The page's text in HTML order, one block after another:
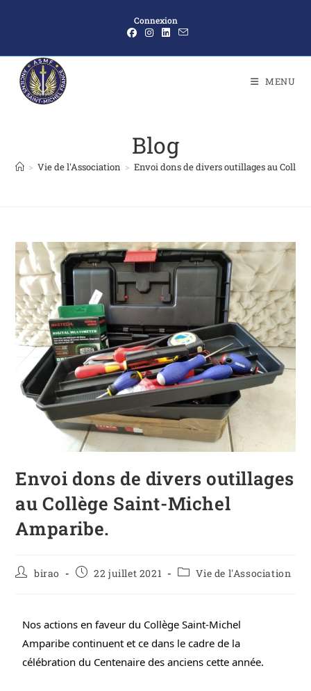
Connexion
MENU
Blog
> Vie de l'Association > Envoi dons de divers outillages au
Envoi dons de divers outillages
au Collège Saint-Michel
Amparibe.
birao 22 juillet 2021 Vie de l'Association
Nos actions en faveur du Collège Saint-Michel
Amparibe continuent et ce dans le cadre de la
célébration du Centenaire des anciens cette année.